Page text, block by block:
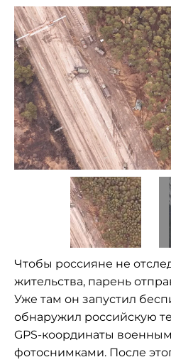
Чтобы россияне не
жительства, парень
Уже там он запустил
обнаружил российскую
GPS-координаты
фотоснимками. После